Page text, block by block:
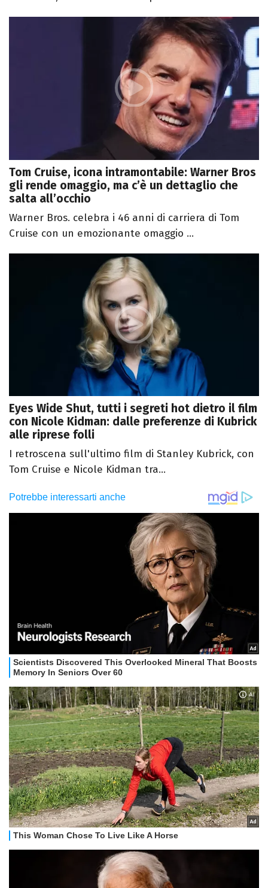
Tom Cruise, icona intramontabile: Warner Bros
gli rende omaggio, ma c’è un dettaglio che
salta all’occhio
Warner Bros. celebra i 46 anni di carriera di Tom
Cruise con un emozionante omaggio ...
Eyes Wide Shut, tutti i segreti hot dietro il film
con Nicole Kidman: dalle preferenze di Kubrick
alle riprese folli
I retroscena sull'ultimo film di Stanley Kubrick, con
Tom Cruise e Nicole Kidman tra...